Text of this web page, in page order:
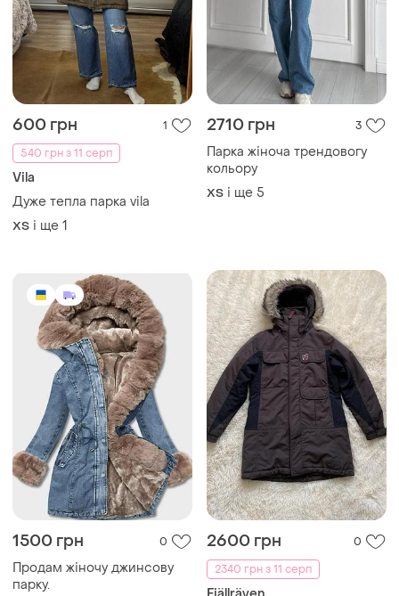
600 грн
1
540 грн з 11 серп
Vila
Дуже тепла парка vila
ХS і ще 1
2710 грн 3
Парка жіноча трендовогу
кольору
ХS і ще 5
1500 грн 0
Продам жіночу джинсову
парку.
2600 грн
0
2340 грн з 11 серп